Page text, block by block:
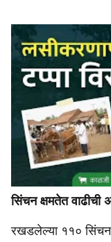
सिंचन क्षमतेत वाढीची
रखडलेल्या ११० सिंचन